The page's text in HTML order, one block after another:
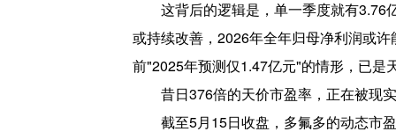
这背后的逻辑是，单一季度就有3.76
或持续改善，2026年全年归母净利润或
前"2025年预测仅1.47亿元"的情形，已是
昔日376倍的天价市盈率，正在被现
截至5月15日收盘，多氟多的动态市